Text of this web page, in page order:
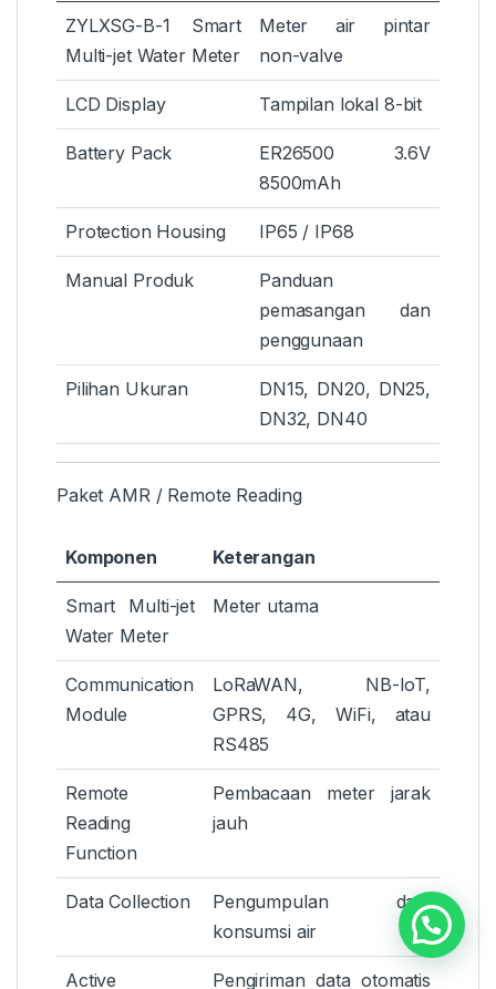
ZYLXSG-B-1 Smart
Multi-jet Water Meter
Meter air pintar
non-valve
LCD Display Tampilan lokal 8-bit
Battery Pack
ER26500 3.6V
8500mAh
Protection Housing IP65 / IP68
Manual Produk
Panduan
pemasangan dan
penggunaan
Pilihan Ukuran
DN15, DN20, DN25,
DN32, DN40
Paket AMR / Remote Reading
Komponen Keterangan
Smart Multi-jet
Water Meter
Meter utama
Communication
Module
LoRaWAN, NB-IoT,
GPRS, 4G, WiFi, atau
RS485
Remote
Reading
Function
Pembacaan meter jarak
jauh
Data Collection
Pengumpulan data
konsumsi air
Active Pengiriman data otomatis